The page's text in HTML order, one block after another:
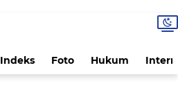
Indeks Foto Hukum